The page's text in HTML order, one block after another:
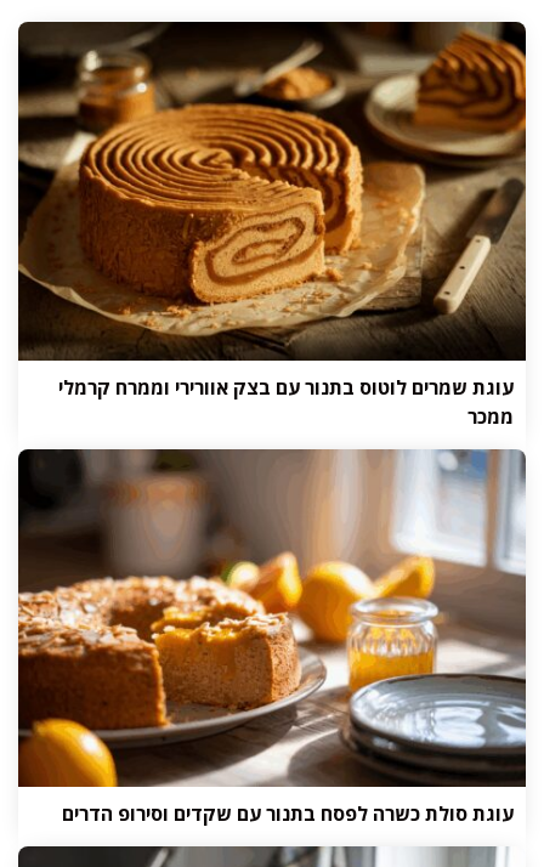
עוגת שמרים לוטוס בתנור עם בצק אוורירי וממרח קרמלי
ממכר
עוגת סולת כשרה לפסח בתנור עם שקדים וסירופ הדרים